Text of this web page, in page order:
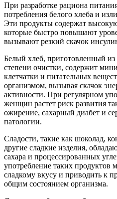
При разработке рациона
потребления белого хлеба и
Эти продукты содержат
которые быстро повышают
вызывают резкий скачок
Белый хлеб, приготовленный
степени очистки, содержит
клетчатки и питательных
организмом, вызывая скачок
активности. При регулярном
женщин растет риск развития
ожирение, сахарный диабет и
патологии.
Сладости, такие как шоколад,
другие сладкие изделия,
сахара и процессированных
употребление таких
сладкому вкусу и приводить к
общим состоянием организма.